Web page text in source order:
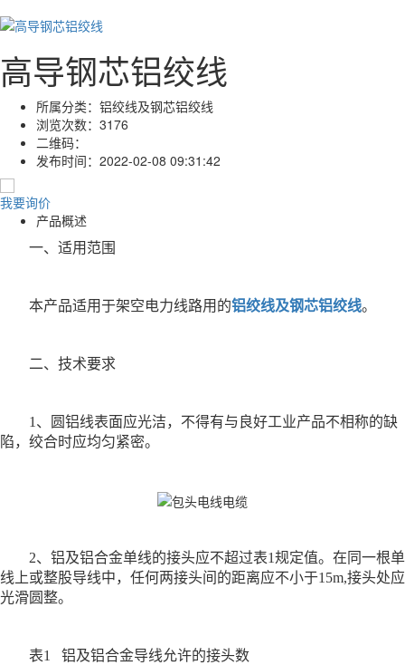
高导钢芯铝绞线
所属分类： 铝绞线及钢芯铝绞线
浏览次数： 3176
二维码：
发布时间： 2022-02-08 09:31:42
我要询价
产品概述
一、适用范围
本产品适用于架空电力线路用的铝绞线及钢芯铝绞线。
二、技术要求
1、圆铝线表面应光洁，不得有与良好工业产品不相称的缺
陷，绞合时应均匀紧密。
2、铝及铝合金单线的接头应不超过表1规定值。在同一根单
线上或整股导线中，任何两接头间的距离应不小于15m,接头处应
光滑圆整。
表1 铝及铝合金导线允许的接头数